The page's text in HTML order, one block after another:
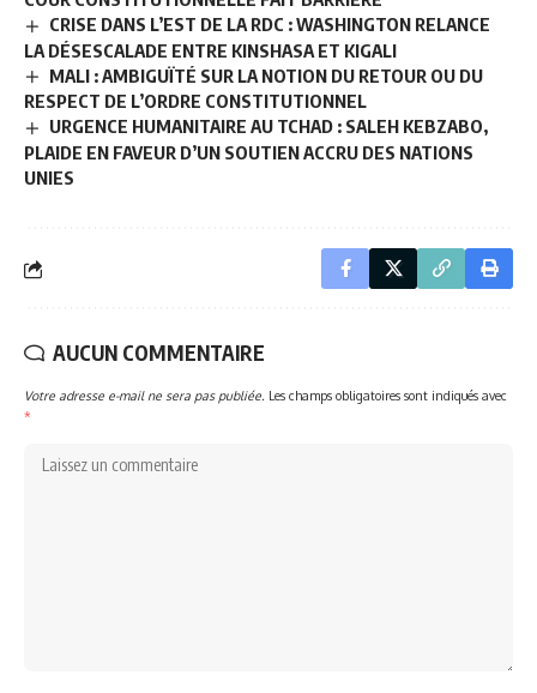
CRISE DANS L’EST DE LA RDC : WASHINGTON RELANCE
LA DÉSESCALADE ENTRE KINSHASA ET KIGALI
MALI : AMBIGUÏTÉ SUR LA NOTION DU RETOUR OU DU
RESPECT DE L’ORDRE CONSTITUTIONNEL
URGENCE HUMANITAIRE AU TCHAD : SALEH KEBZABO,
PLAIDE EN FAVEUR D’UN SOUTIEN ACCRU DES NATIONS
UNIES
AUCUN COMMENTAIRE
Votre adresse e-mail ne sera pas publiée. Les champs obligatoires sont indiqués avec
*